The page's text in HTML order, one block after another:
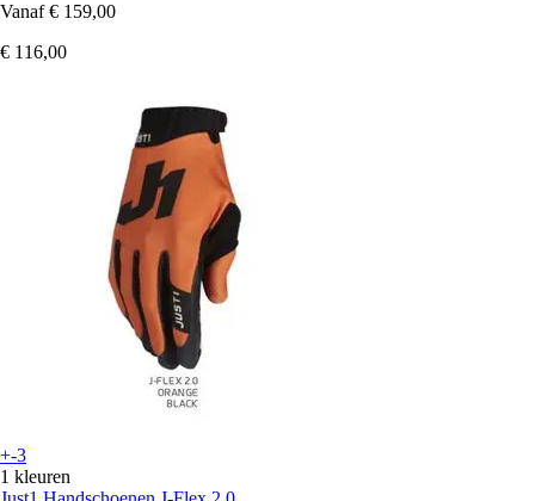
Vanaf € 159,00
€ 116,00
+-3
1 kleuren